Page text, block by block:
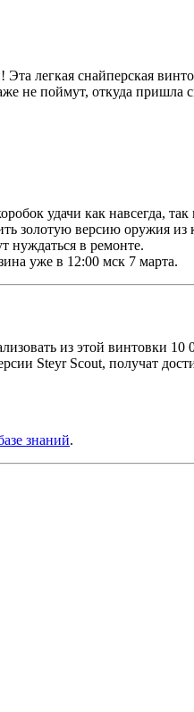
Эта легкая снайперская
не поймут, откуда пришла
удачи как навсегда, так
золотую версию оружия из
нуждаться в ремонте.
уже в 12:00 мск 7 марта.
из этой винтовки
Steyr Scout, получат
знаний.